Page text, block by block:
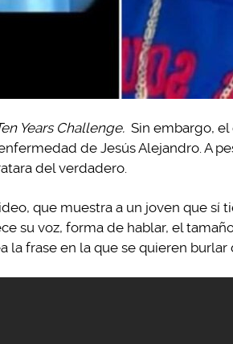
Years Challenge. Sin embargo,
de Jesús Alejandro. A
del verdadero.
que muestra a un joven que sí
su voz, forma de hablar, el
la frase en la que se quieren burlar